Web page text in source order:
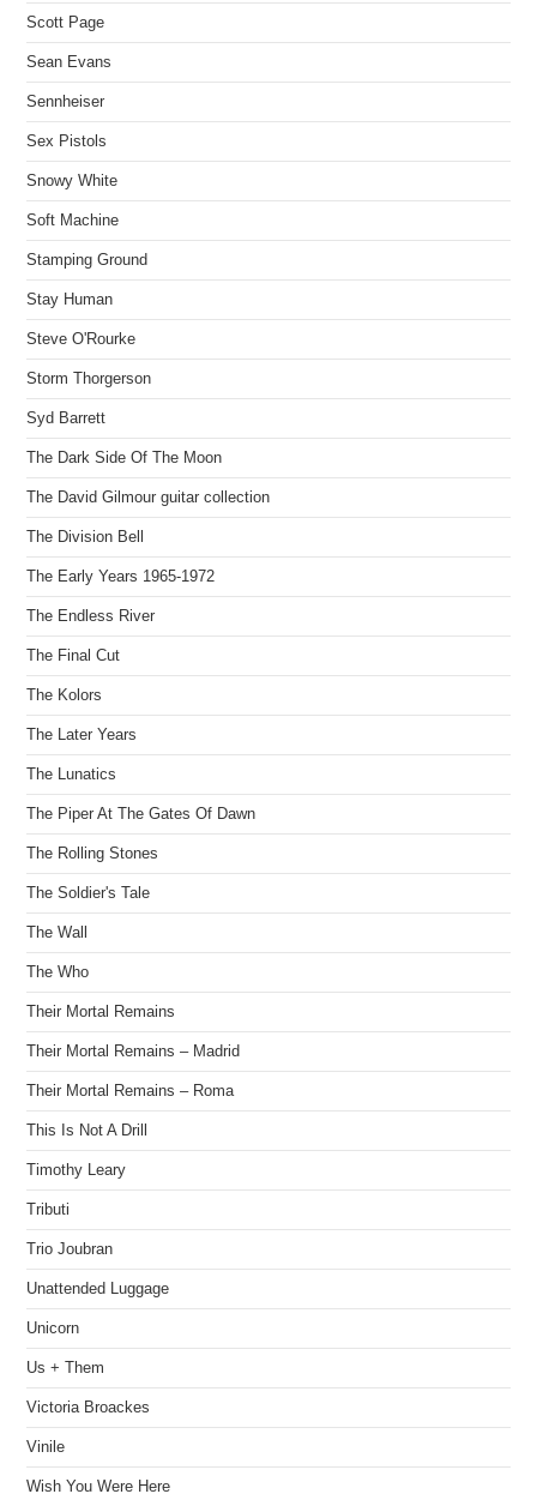
Scott Page
Sean Evans
Sennheiser
Sex Pistols
Snowy White
Soft Machine
Stamping Ground
Stay Human
Steve O'Rourke
Storm Thorgerson
Syd Barrett
The Dark Side Of The Moon
The David Gilmour guitar collection
The Division Bell
The Early Years 1965-1972
The Endless River
The Final Cut
The Kolors
The Later Years
The Lunatics
The Piper At The Gates Of Dawn
The Rolling Stones
The Soldier's Tale
The Wall
The Who
Their Mortal Remains
Their Mortal Remains – Madrid
Their Mortal Remains – Roma
This Is Not A Drill
Timothy Leary
Tributi
Trio Joubran
Unattended Luggage
Unicorn
Us + Them
Victoria Broackes
Vinile
Wish You Were Here